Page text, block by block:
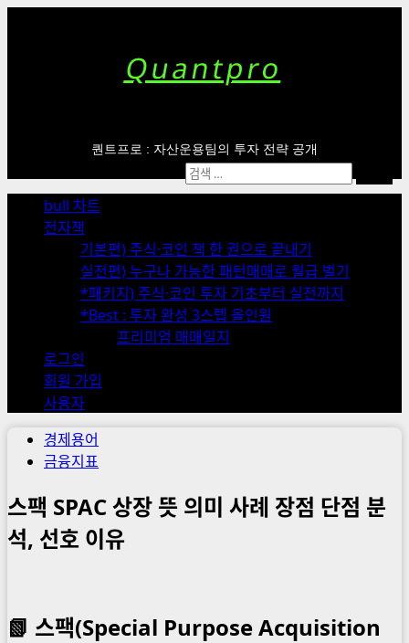
Quantpro
퀀트프로 : 자산운용팀의 투자 전략 공개
Menu
bull 차트
전자책
기본편) 주식·코인 책 한 권으로 끝내기
실전편) 누구나 가능한 패턴매매로 월급 벌기
*패키지) 주식·코인 투자 기초부터 실전까지
*Best : 투자 완성 3스텝 올인원
프리미엄 매매일지
로그인
회원 가입
사용자
검
색:
경제용어
금융지표
스팩 SPAC 상장 뜻 의미 사례 장점 단점 분
석, 선호 이유
📗 스팩(Special Purpose Acquisition